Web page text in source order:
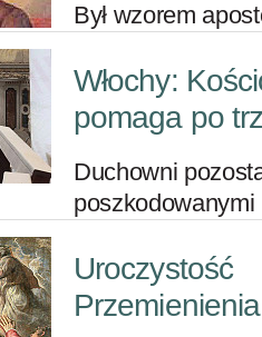
Był wzorem
Włochy:
pomaga po
Duchowni
poszkodowanymi
Uroczystość